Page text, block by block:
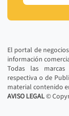
El portal de
información
Todas las
respectiva o de
material contenido
AVISO LEGAL©